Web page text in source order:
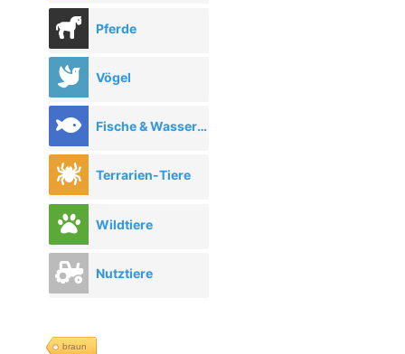
Pferde
Vögel
Fische & Wassertiere
Terrarien-Tiere
Wildtiere
Nutztiere
braun